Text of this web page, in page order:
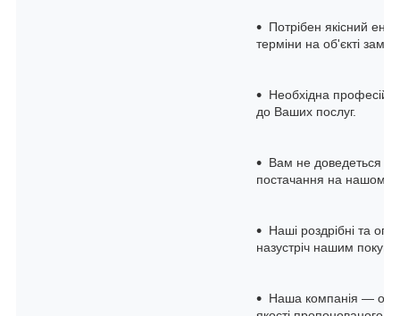
Потрібен якісний
терміни на об'єкті
Необхідна
до Ваших послуг.
Вам не доведеться
постачання на нашому
Наші роздрібні та
назустріч нашим
Наша компанія —